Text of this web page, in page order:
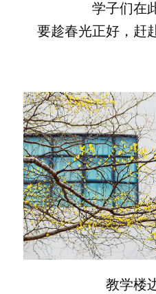
学子们在
要趁春光正好，赶
教学楼